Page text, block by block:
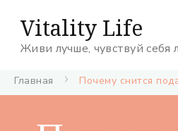
Vitality Life
Живи лучше, чувствуй себя
Главная Почему снится